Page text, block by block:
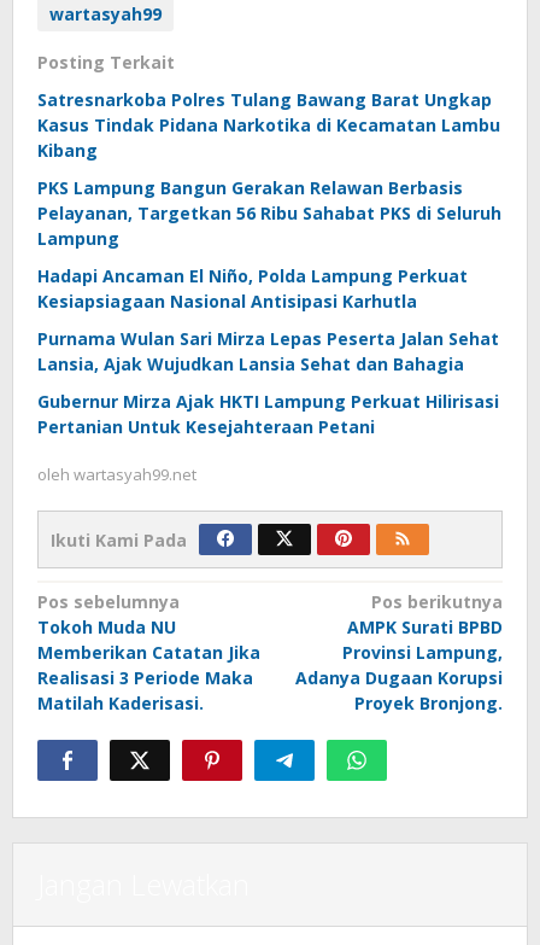
wartasyah99
Posting Terkait
Satresnarkoba Polres Tulang Bawang Barat Ungkap
Kasus Tindak Pidana Narkotika di Kecamatan Lambu
Kibang
PKS Lampung Bangun Gerakan Relawan Berbasis
Pelayanan, Targetkan 56 Ribu Sahabat PKS di Seluruh
Lampung
Hadapi Ancaman El Niño, Polda Lampung Perkuat
Kesiapsiagaan Nasional Antisipasi Karhutla
Purnama Wulan Sari Mirza Lepas Peserta Jalan Sehat
Lansia, Ajak Wujudkan Lansia Sehat dan Bahagia
Gubernur Mirza Ajak HKTI Lampung Perkuat Hilirisasi
Pertanian Untuk Kesejahteraan Petani
oleh wartasyah99.net
Ikuti Kami Pada
Navigasi
pos
Pos sebelumnya
Tokoh Muda NU
Memberikan Catatan Jika
Realisasi 3 Periode Maka
Matilah Kaderisasi.
Pos berikutnya
AMPK Surati BPBD
Provinsi Lampung,
Adanya Dugaan Korupsi
Proyek Bronjong.